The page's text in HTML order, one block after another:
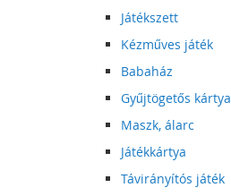
Játékszett
Kézműves játék
Babaház
Gyűjtögetős kártya
Maszk, álarc
Játékkártya
Távirányítós játék